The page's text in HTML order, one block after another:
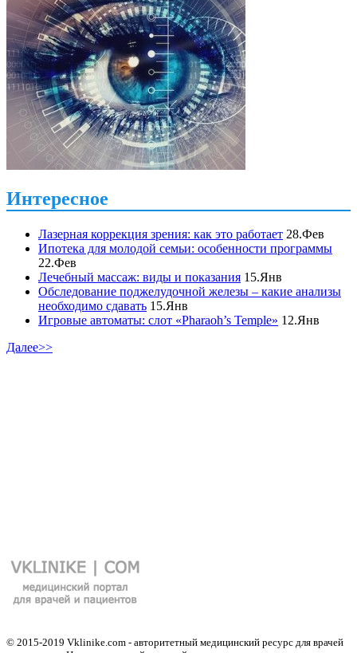
Интересное
Лазерная коррекция зрения: как это работает 28.Фев
Ипотека для молодой семьи: особенности программы
22.Фев
Лечебный массаж: виды и показания 15.Янв
Обследование поджелудочной железы – какие анализы
необходимо сдавать 15.Янв
Игровые автоматы: слот «Pharaoh’s Temple» 12.Янв
Далее>>
© 2015-2019 Vklinike.com - авторитетный медицинский ресурс для врачей